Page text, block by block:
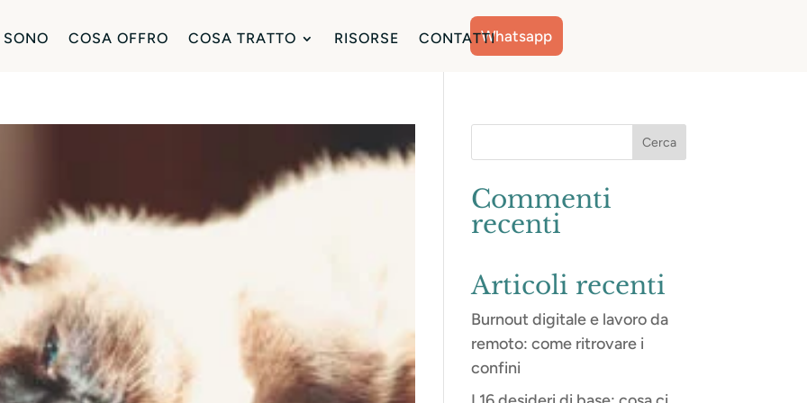
COSA OFFRO COSA TRATTO RISORSE CONTATTIWhatsapp
Commenti
recenti
Articoli recenti
Burnout digitale e lavoro da
remoto: come ritrovare i
confini